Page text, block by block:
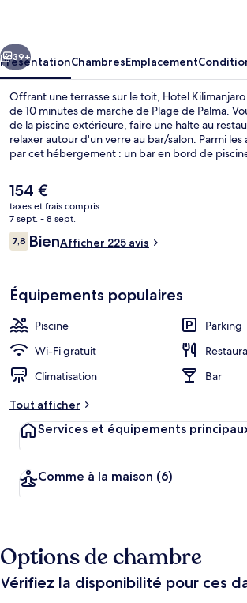
Suivant
39+
PrésentationChambresEmplacement
Offrant une terrasse sur le toit, Hotel
de 10 minutes de marche de Plage de Palma.
de la piscine extérieure, faire une halte au
relaxer autour d'un verre au bar/salon. Parmi
par cet hébergement : un bar en bord de
attentionné.
Le
prix
actuel
est
de
154 €
taxes et frais compris
7 sept. - 8 sept.
Avis
voyageurs
7,87,8 sur 10
BienAfficher 225 avis
Équipements populaires
Piscine
Parking
Wi-Fi gratuit
Climatisation
Bar
Tout afficher
Services et équipements
Comme à la maison (6)
Options de chambre
Vérifiez la disponibilité pour ces